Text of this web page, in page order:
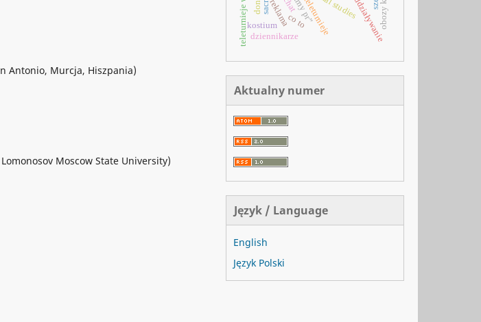
Antonio, Murcja, Hiszpania)
Moscow State University)
reklama teleturnieje
kostium co to
dziennikarze
Aktualny numer
Język / Language
English
Język Polski